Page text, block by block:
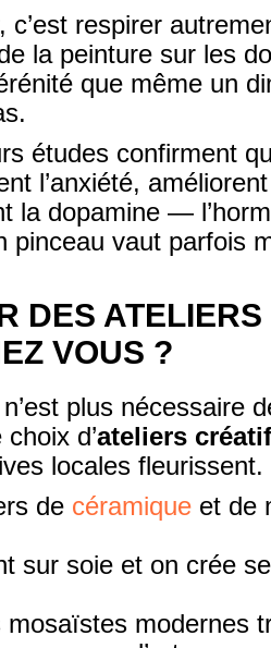
c’est respirer
la peinture sur les
que même un
études confirment
l’anxiété,
la dopamine —
pinceau vaut parfois
DES
VOUS ?
plus nécessaire
d’ateliers
locales fleurissent.
de céramique et de
sur soie et on crée
modernes